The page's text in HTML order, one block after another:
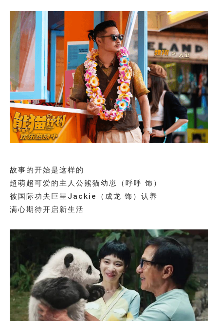
故事的开始是这样的
超萌超可爱的主人公熊猫幼崽（呼呼 饰）
被国际功夫巨星Jackie（成龙 饰）认养
满心期待开启新生活